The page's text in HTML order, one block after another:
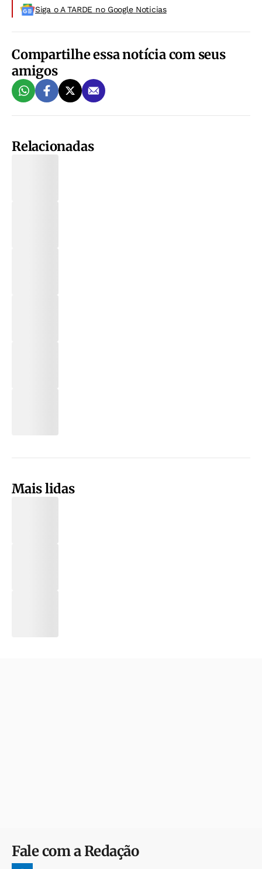
Siga o A TARDE no Google Noticias
Compartilhe essa notícia com seus
amigos
Relacionadas
Mais lidas
Fale com a Redação